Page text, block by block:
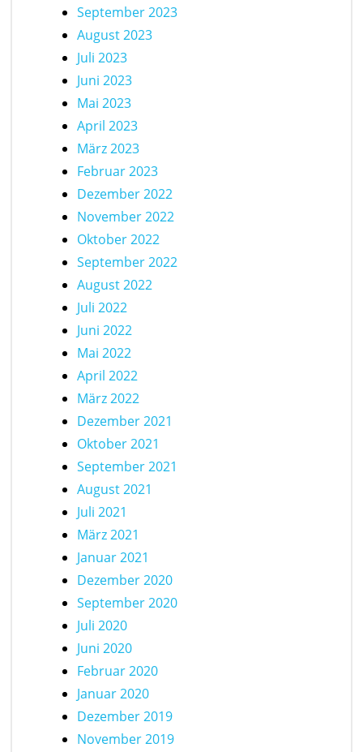
September 2023
August 2023
Juli 2023
Juni 2023
Mai 2023
April 2023
März 2023
Februar 2023
Dezember 2022
November 2022
Oktober 2022
September 2022
August 2022
Juli 2022
Juni 2022
Mai 2022
April 2022
März 2022
Dezember 2021
Oktober 2021
September 2021
August 2021
Juli 2021
März 2021
Januar 2021
Dezember 2020
September 2020
Juli 2020
Juni 2020
Februar 2020
Januar 2020
Dezember 2019
November 2019